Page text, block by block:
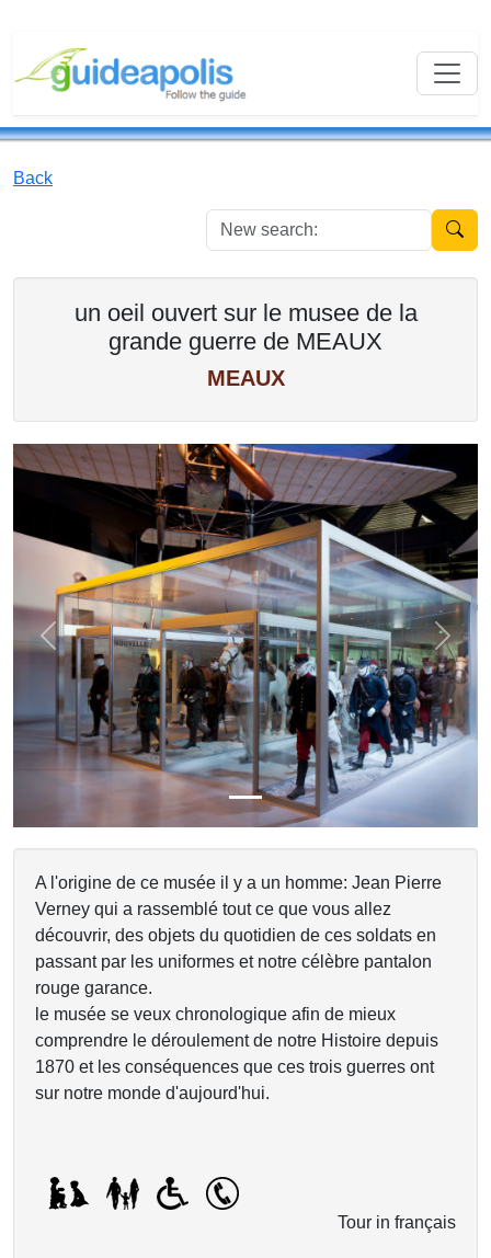
Back
New
un oeil ouvert sur le musee de la
grande guerre de MEAUX
MEAUX
Previous Next
A l'origine de ce musée il y a un homme: Jean Pierre
Verney qui a rassemblé tout ce que vous allez
découvrir, des objets du quotidien de ces soldats en
passant par les uniformes et notre célèbre pantalon
rouge garance.
le musée se veux chronologique afin de mieux
comprendre le déroulement de notre Histoire depuis
1870 et les conséquences que ces trois guerres ont
sur notre monde d'aujourd'hui.
Tour in français